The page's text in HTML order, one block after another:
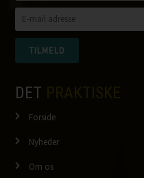
DET
Forside
Nyheder
Om os